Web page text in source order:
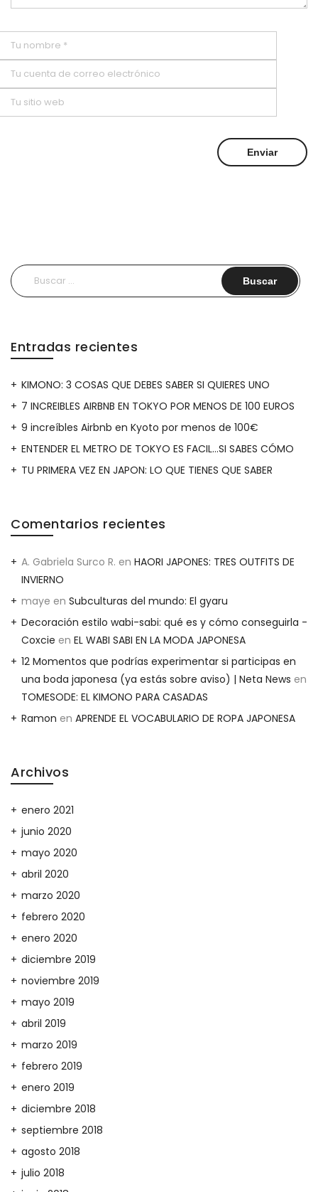
Buscar:
Entradas recientes
KIMONO: 3 COSAS QUE DEBES SABER SI QUIERES UNO
7 INCREIBLES AIRBNB EN TOKYO POR MENOS DE 100 EUROS
9 increíbles Airbnb en Kyoto por menos de 100€
ENTENDER EL METRO DE TOKYO ES FACIL…SI SABES CÓMO
TU PRIMERA VEZ EN JAPON: LO QUE TIENES QUE SABER
Comentarios recientes
A. Gabriela Surco R. en HAORI JAPONES: TRES OUTFITS DE
INVIERNO
maye en Subculturas del mundo: El gyaru
Decoración estilo wabi-sabi: qué es y cómo conseguirla -
Coxcie en EL WABI SABI EN LA MODA JAPONESA
12 Momentos que podrías experimentar si participas en
una boda japonesa (ya estás sobre aviso) | Neta News en
TOMESODE: EL KIMONO PARA CASADAS
Ramon en APRENDE EL VOCABULARIO DE ROPA JAPONESA
Archivos
enero 2021
junio 2020
mayo 2020
abril 2020
marzo 2020
febrero 2020
enero 2020
diciembre 2019
noviembre 2019
mayo 2019
abril 2019
marzo 2019
febrero 2019
enero 2019
diciembre 2018
septiembre 2018
agosto 2018
julio 2018